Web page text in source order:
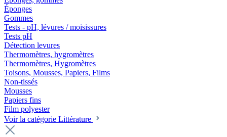
Éponges
Gommes
Tests - pH, lévures / moisissures
Tests pH
Détection levures
Thermomètres, hygromètres
Thermomètres, Hygromètres
Toisons, Mousses, Papiers, Films
Non-tissés
Mousses
Papiers fins
Film polyester
Voir la catégorie Littérature